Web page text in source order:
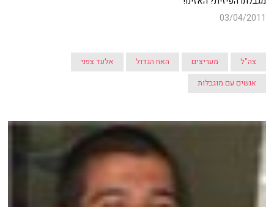
03/04/2011
צה"ל מעריצים האח הגדול
אלעד צפני
אנשים עם מוגבלות